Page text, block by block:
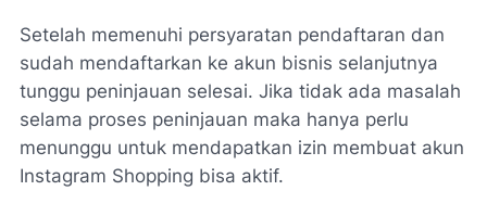
Setelah memenuhi persyaratan pendaftaran dan
sudah mendaftarkan ke akun bisnis selanjutnya
tunggu peninjauan selesai. Jika tidak ada masalah
selama proses peninjauan maka hanya perlu
menunggu untuk mendapatkan izin membuat akun
Instagram Shopping bisa aktif.